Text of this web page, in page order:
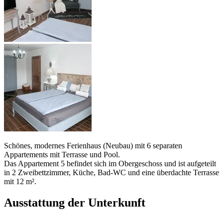
Schönes, modernes Ferienhaus (Neubau) mit 6 separaten
Appartements mit Terrasse und Pool.
Das Appartement 5 befindet sich im Obergeschoss und ist aufgeteilt
in 2 Zweibettzimmer, Küche, Bad-WC und eine überdachte Terrasse
mit 12 m².
Ausstattung der Unterkunft